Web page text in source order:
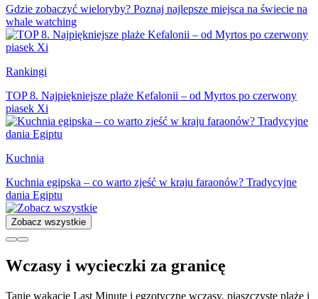
Gdzie zobaczyć wieloryby? Poznaj najlepsze miejsca na świecie na
whale watching
Rankingi
TOP 8. Najpiękniejsze plaże Kefalonii – od Myrtos po czerwony
piasek Xi
Kuchnia
Kuchnia egipska – co warto zjeść w kraju faraonów? Tradycyjne
dania Egiptu
Zobacz wszystkie
Wczasy i wycieczki za granicę
Tanie wakacje Last Minute i egzotyczne wczasy, piaszczyste plaże i